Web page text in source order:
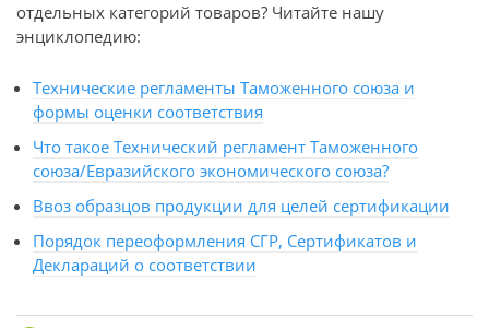
отдельных категорий товаров? Читайте нашу
энциклопедию:
Технические регламенты Таможенного союза и
формы оценки соответствия
Что такое Технический регламент Таможенного
союза/Евразийского экономического союза?
Ввоз образцов продукции для целей сертификации
Порядок переоформления СГР, Сертификатов и
Деклараций о соответствии